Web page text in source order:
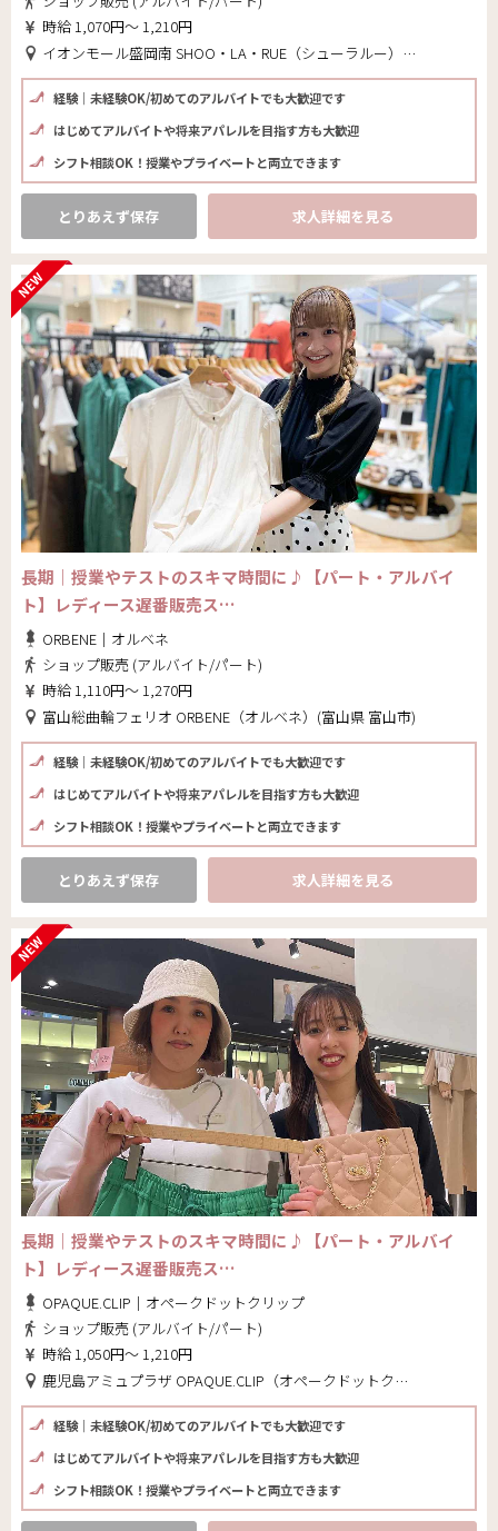
時給 1,070円～ 1,210円
イオンモール盛岡南 SHOO・LA・RUE（シューラルー）(岩手県 盛岡市)
経験｜未経験OK/初めてのアルバイトでも大歓迎です
はじめてアルバイトや将来アパレルを目指す方も大歓迎
シフト相談OK！授業やプライベートと両立できます
とりあえず保存 求人詳細を見る
長期｜授業やテストのスキマ時間に♪【パート・アルバイ
ト】レディース遅番販売ス…
ORBENE｜オルベネ
ショップ販売 (アルバイト/パート)
時給 1,110円～ 1,270円
富山総曲輪フェリオ ORBENE（オルベネ）(富山県 富山市)
経験｜未経験OK/初めてのアルバイトでも大歓迎です
はじめてアルバイトや将来アパレルを目指す方も大歓迎
シフト相談OK！授業やプライベートと両立できます
とりあえず保存 求人詳細を見る
長期｜授業やテストのスキマ時間に♪【パート・アルバイ
ト】レディース遅番販売ス…
OPAQUE.CLIP｜オペークドットクリップ
ショップ販売 (アルバイト/パート)
時給 1,050円～ 1,210円
鹿児島アミュプラザ OPAQUE.CLIP（オペークドットクリップ）(鹿児島県 鹿児島市)
経験｜未経験OK/初めてのアルバイトでも大歓迎です
はじめてアルバイトや将来アパレルを目指す方も大歓迎
シフト相談OK！授業やプライベートと両立できます